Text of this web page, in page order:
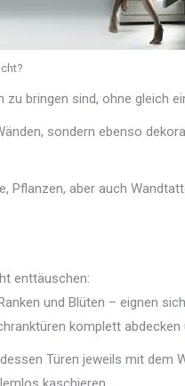
bringen sind, ohne gleich
sondern ebenso
aber auch
enttäuschen:
und Blüten – eignen
komplett
Türen jeweils mit dem